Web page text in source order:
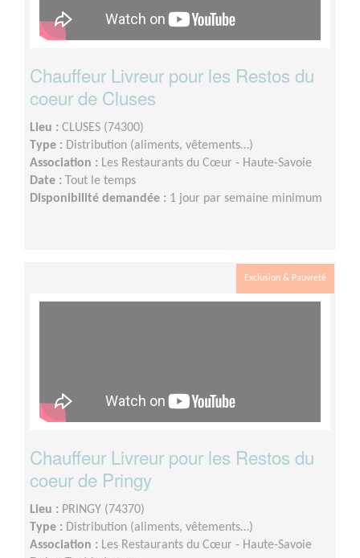
Chauffeur Livreur pour les Restos du
coeur de Cluses
Lieu : CLUSES (74300)
Type : Distribution (aliments, vêtements…)
Association : Les Restaurants du Cœur - Haute-Savoie
Date : Tout le temps
Disponibilité demandée : 1 jour par semaine minimum
Exclusion & Pauvreté
Chauffeur Livreur pour les Restos du
coeur de Pringy
Lieu : PRINGY (74370)
Type : Distribution (aliments, vêtements…)
Association : Les Restaurants du Cœur - Haute-Savoie